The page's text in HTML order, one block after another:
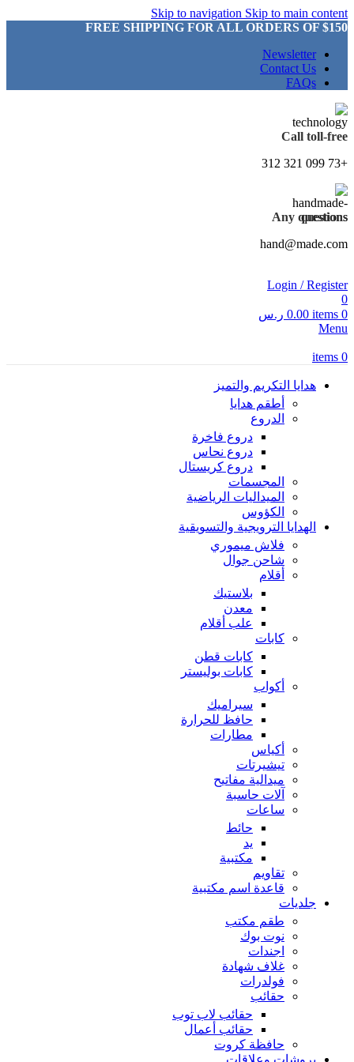
Skip to navigation Skip to main content
FREE SHIPPING FOR ALL ORDERS OF $150
Newsletter
Contact Us
FAQs
Call toll-free
+73 099 321 312
Any questions
hand@made.com
Login / Register
0
0
items
0.00 ر.س
Menu
0
items
هدايا التكريم والتميز
أطقم هدايا
الدروع
دروع فاخرة
دروع نحاس
دروع كريستال
المجسمات
الميداليات الرياضية
الكؤوس
الهدايا الترويجية والتسويقية
فلاش ميموري
شاحن جوال
أقلام
بلاستيك
معدن
علب أقلام
كابات
كابات قطن
كابات بوليستر
أكواب
سيراميك
حافظ للحرارة
مطارات
أكياس
تيشيرتات
ميدالية مفاتيح
آلات حاسبة
ساعات
حائط
يد
مكتبية
تقاويم
قاعدة اسم مكتبية
جلديات
طقم مكتب
نوت بوك
اجندات
غلاف شهادة
فولدرات
حقائب
حقائب لاب توب
حقائب أعمال
حافظة كروت
بروشات وعلاقات